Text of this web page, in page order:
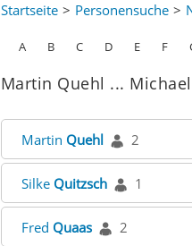
Startseite Personensuche
A B C D E F
Martin Quehl ...
Martin Quehl 2
Silke Quitzsch 1
Fred Quaas 2